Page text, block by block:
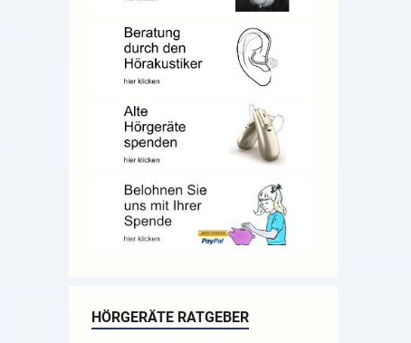
HÖRGERÄTE RATGEBER